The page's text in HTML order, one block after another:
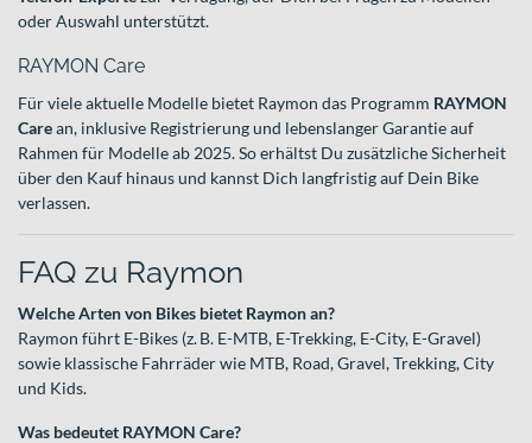
oder Auswahl unterstützt.
RAYMON Care
Für viele aktuelle Modelle bietet Raymon das Programm RAYMON
Carean, inklusive Registrierung und lebenslanger Garantie auf
Rahmen für Modelle ab 2025. So erhältst Du zusätzliche Sicherheit
über den Kauf hinaus und kannst Dich langfristig auf Dein Bike
verlassen.
FAQ zu Raymon
Welche Arten von Bikes bietet Raymon an?
Raymon führt E-Bikes (z. B. E-MTB, E-Trekking, E-City, E-Gravel)
sowie klassische Fahrräder wie MTB, Road, Gravel, Trekking, City
und Kids.
Was bedeutet RAYMON Care?